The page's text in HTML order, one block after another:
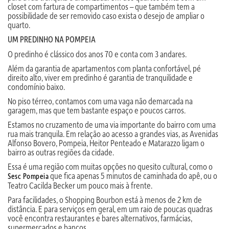
closet com fartura de compartimentos – que também tem a
possibilidade de ser removido caso exista o desejo de ampliar o
quarto.
UM PREDINHO NA POMPEIA
O predinho é clássico dos anos 70 e conta com 3 andares.
Além da garantia de apartamentos com planta confortável, pé
direito alto, viver em predinho é garantia de tranquilidade e
condomínio baixo.
No piso térreo, contamos com uma vaga não demarcada na
garagem, mas que tem bastante espaço e poucos carros.
Estamos no cruzamento de uma via importante do bairro com uma
rua mais tranquila. Em relação ao acesso a grandes vias, as Avenidas
Alfonso Bovero, Pompeia, Heitor Penteado e Matarazzo ligam o
bairro as outras regiões da cidade.
Essa é uma região com muitas opções no quesito cultural, como o
Sesc Pompeiaque fica apenas 5 minutos de caminhada do apê, ou o
Teatro Cacilda Becker um pouco mais à frente.
Para facilidades, o Shopping Bourbon está à menos de 2 km de
distância. E para serviços em geral, em um raio de poucas quadras
você encontra restaurantes e bares alternativos, farmácias,